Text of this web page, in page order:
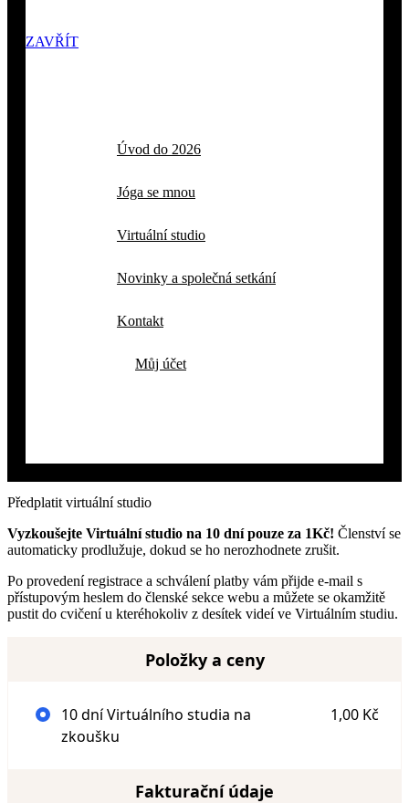
ZAVŘÍT
Úvod do 2026
Jóga se mnou
Virtuální studio
Novinky a společná setkání
Kontakt
Můj účet
Předplatit virtuální studio
Vyzkoušejte Virtuální studio na 10 dní pouze za 1Kč! Členství se
automaticky prodlužuje, dokud se ho nerozhodnete zrušit.
Po provedení registrace a schválení platby vám přijde e-mail s
přístupovým heslem do členské sekce webu a můžete se okamžitě
pustit do cvičení u kteréhokoliv z desítek videí ve Virtuálním studiu.
Položky a ceny
10 dní Virtuálního studia na
zkoušku
1,00 Kč
Fakturační údaje